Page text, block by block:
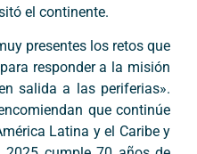
el continente.
presentes los retos que
responder a la misión
salida a las periferias».
que continúe
Latina y el Caribe y